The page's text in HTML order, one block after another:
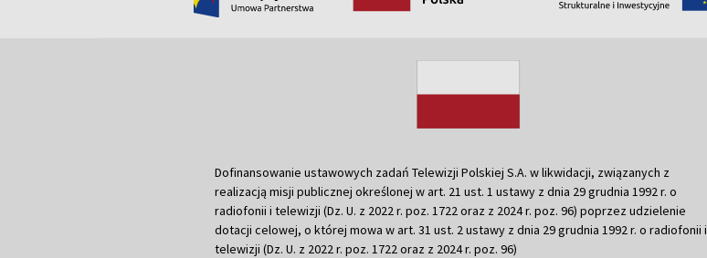
Dofinansowanie ustawowych zadań Telewizji Polskiej S.A. w likwidacji, związanych z
realizacją misji publicznej określonej w art. 21 ust. 1 ustawy z dnia 29 grudnia 1992 r. o
radiofonii i telewizji (Dz. U. z 2022 r. poz. 1722 oraz z 2024 r. poz. 96) poprzez udzielenie
dotacji celowej, o której mowa w art. 31 ust. 2 ustawy z dnia 29 grudnia 1992 r. o radiofonii i
telewizji (Dz. U. z 2022 r. poz. 1722 oraz z 2024 r. poz. 96)